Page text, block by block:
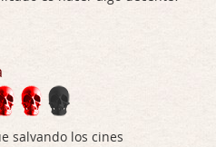
Dudaba en ver la serie, una serie de 4 cap …
Oscuras
salvando los cines